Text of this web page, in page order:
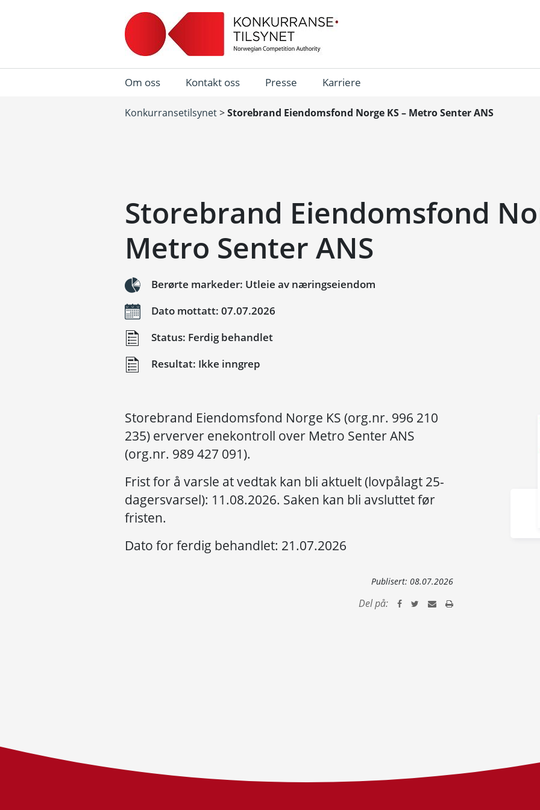
Om oss Kontakt oss Presse Karriere
Konkurransetilsynet>Storebrand Eiendomsfond Norge KS – Metro Senter ANS
Storebrand Eiendomsfond
Metro Senter ANS
Berørte markeder: Utleie av næringseiendom
Dato mottatt: 07.07.2026
Status: Ferdig behandlet
Resultat: Ikke inngrep
Storebrand Eiendomsfond Norge KS (org.nr. 996 210
235) erverver enekontroll over Metro Senter ANS
(org.nr. 989 427 091).
Frist for å varsle at vedtak kan bli aktuelt (lovpålagt 25-
dagersvarsel): 11.08.2026. Saken kan bli avsluttet før
fristen.
Dato for ferdig behandlet: 21.07.2026
Publisert: 08.07.2026
Del på: